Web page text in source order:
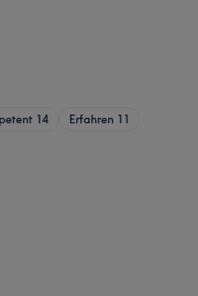
14 Erfahren 11